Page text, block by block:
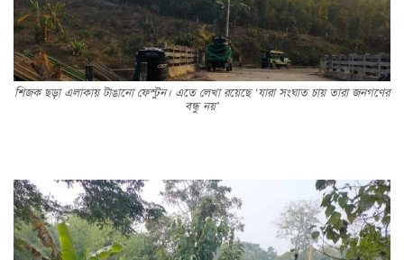
শিজক ছড়া এলাকায় টাঙানো ফেস্টুন। এতে লেখা রয়েছে ‘যারা সংঘাত চায় তারা জনগণের
বন্ধু নয়’